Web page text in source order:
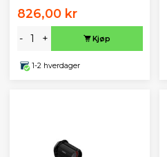
826,00 kr
- + Kjøp
1-2 hverdager